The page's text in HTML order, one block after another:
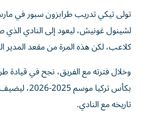
لشينول غونيش، ليعود إلى النادي الذي
كلاعب، لكن هذه المرة من مقعد المدير
وخلال فترته مع الفريق، نجح في قيادة
بكأس تركيا
تاريخه مع النادي.